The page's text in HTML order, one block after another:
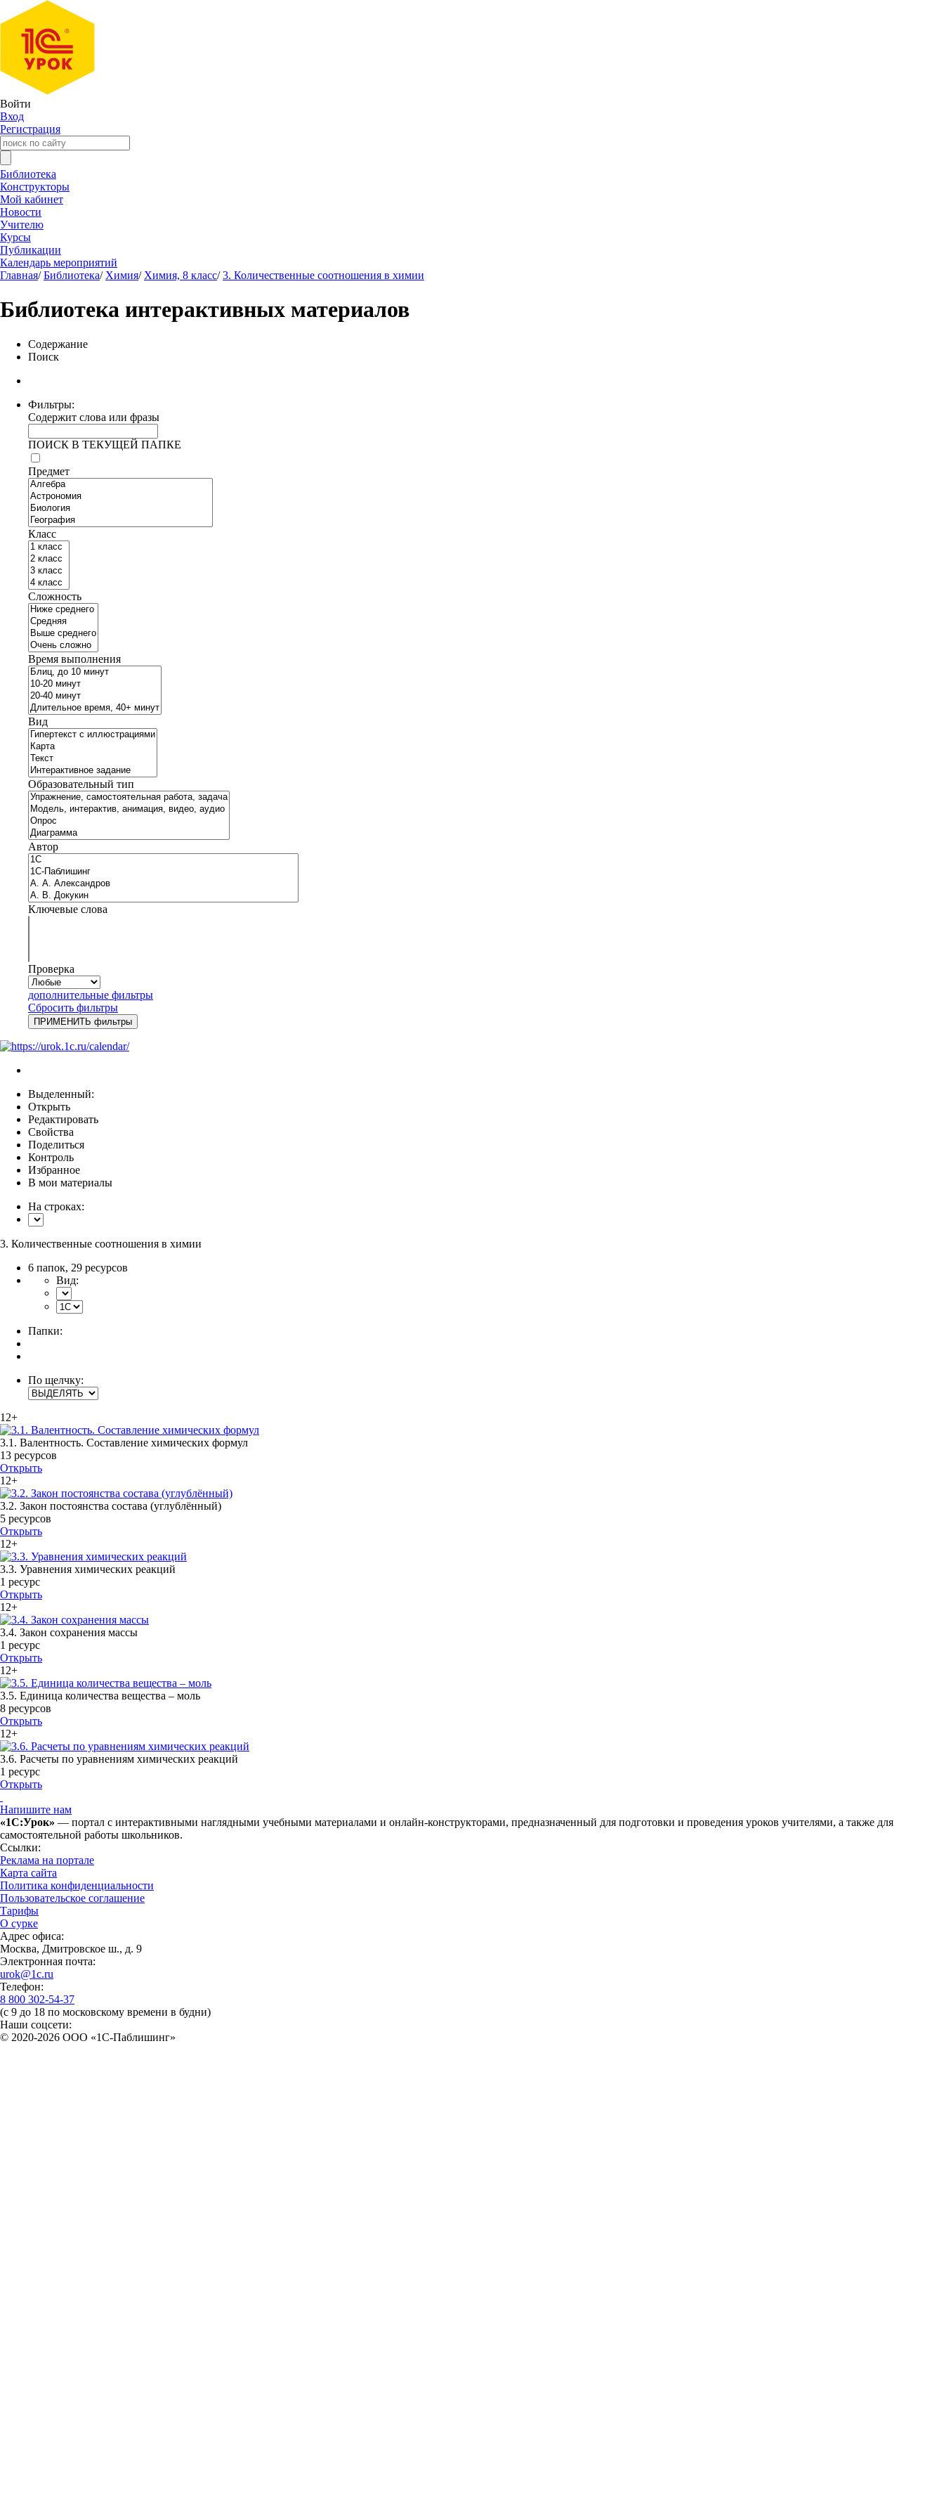
Войти
Вход
Регистрация
Библиотека
Конструкторы
Мой кабинет
Новости
Учителю
Курсы
Публикации
Календарь мероприятий
Главная/ Библиотека/ Химия/ Химия, 8 класс/ 3. Количественные соотношения в химии
Библиотека интерактивных материалов
Содержание
Поиск
Фильтры:
Содержит слова или фразы
ПОИСК В ТЕКУЩЕЙ ПАПКЕ
Предмет
Класс
Сложность
Время выполнения
Вид
Образовательный тип
Автор
Ключевые слова
Проверка
дополнительные фильтры
Сбросить фильтры
Выделенный:
Открыть
Редактировать
Свойства
Поделиться
Контроль
Избранное
В мои материалы
На строках:
3. Количественные соотношения в химии
6 папок, 29 ресурсов
Вид:
Папки:
По щелчку:
12+
3.1. Валентность. Составление химических формул
13 ресурсов
Открыть
12+
3.2. Закон постоянства состава (углублённый)
5 ресурсов
Открыть
12+
3.3. Уравнения химических реакций
1 ресурс
Открыть
12+
3.4. Закон сохранения массы
1 ресурс
Открыть
12+
3.5. Единица количества вещества – моль
8 ресурсов
Открыть
12+
3.6. Расчеты по уравнениям химических реакций
1 ресурс
Открыть
Напишите нам
«1С:Урок» — портал с интерактивными наглядными учебными материалами и онлайн-конструкторами, предназначенный для подготовки и проведения уроков учителями, а также для
самостоятельной работы школьников.
Ссылки:
Реклама на портале
Карта сайта
Политика конфиденциальности
Пользовательское соглашение
Тарифы
О сурке
Адрес офиса:
Москва, Дмитровское ш., д. 9
Электронная почта:
urok@1c.ru
Телефон:
8 800 302-54-37
(с 9 до 18 по московскому времени в будни)
Наши соцсети:
© 2020-2026 OOO «1С-Паблишинг»